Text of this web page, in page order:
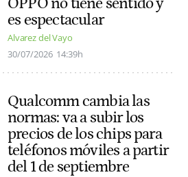
es espectacular
Alvarez del Vayo
30/07/2026 14:39h
Qualcomm cambia las
normas: va a subir los
precios de los chips para
teléfonos móviles a partir
del 1 de septiembre